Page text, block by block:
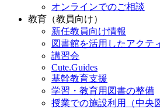
オンラインでのご相談
教育（教員向け）
新任教員向け情報
図書館を活用したアクテ
講習会
Cute.Guides
基幹教育支援
学習・教育用図書の整備
授業での施設利用（中央